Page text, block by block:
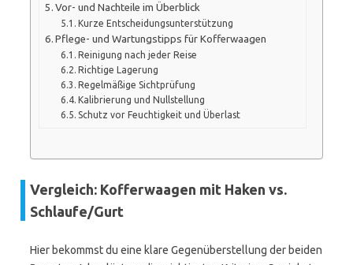
Vor- und Nachteile im Überblick
Kurze Entscheidungsunterstützung
Pflege- und Wartungstipps für Kofferwaagen
Reinigung nach jeder Reise
Richtige Lagerung
Regelmäßige Sichtprüfung
Kalibrierung und Nullstellung
Schutz vor Feuchtigkeit und Überlast
Vergleich: Kofferwaagen mit Haken vs.
Schlaufe/Gurt
Hier bekommst du eine klare Gegenüberstellung der beiden